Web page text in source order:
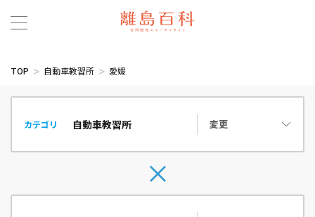
TOP 自動車教習所 愛媛
カテゴリ 変更